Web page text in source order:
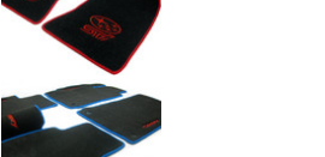
Наши работы